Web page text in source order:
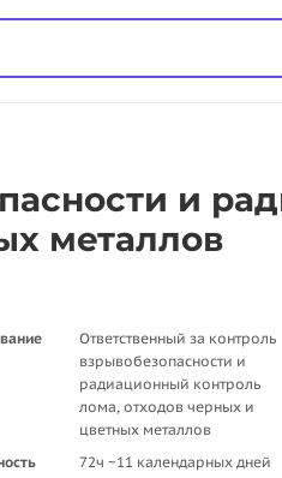
и
металлов
Ответственный за контроль
взрывобезопасности и
радиационный контроль
лома, отходов черных и
цветных металлов
72ч ~11 календарных дней